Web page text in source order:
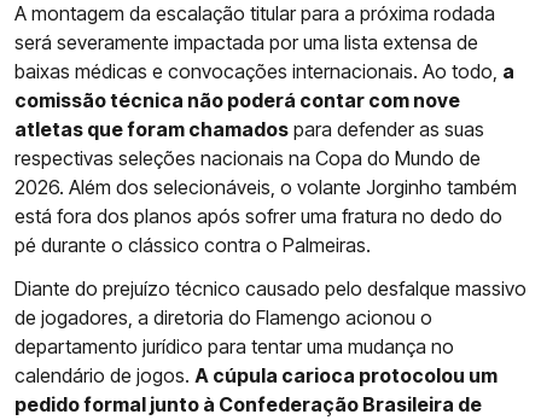
A montagem da escalação titular para a próxima rodada
será severamente impactada por uma lista extensa de
baixas médicas e convocações internacionais. Ao todo, a
comissão técnica não poderá contar com nove
atletas que foram chamados para defender as suas
respectivas seleções nacionais na Copa do Mundo de
2026. Além dos selecionáveis, o volante Jorginho também
está fora dos planos após sofrer uma fratura no dedo do
pé durante o clássico contra o Palmeiras.
Diante do prejuízo técnico causado pelo desfalque massivo
de jogadores, a diretoria do Flamengo acionou o
departamento jurídico para tentar uma mudança no
calendário de jogos. A cúpula carioca protocolou um
pedido formal junto à Confederação Brasileira de